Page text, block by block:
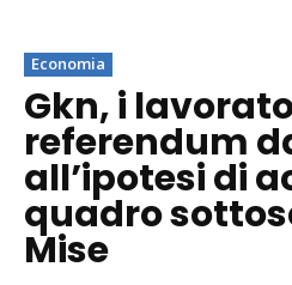
Economia
Gkn, i
referendum
all’ipotesi di
quadro
Mise